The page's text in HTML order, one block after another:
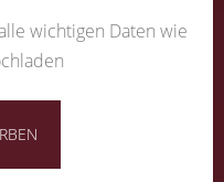
wichtigen Daten wie